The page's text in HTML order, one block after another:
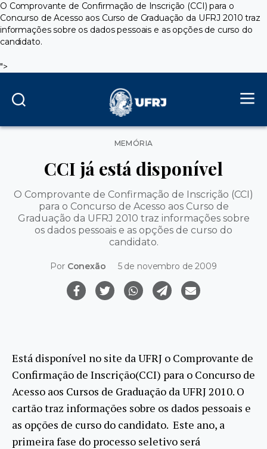
O Comprovante de Confirmação de Inscrição (CCI) para o
Concurso de Acesso aos Curso de Graduação da UFRJ 2010 traz
informações sobre os dados pessoais e as opções de curso do
candidato.
">
Categorias
MEMÓRIA
CCI já está disponível
O Comprovante de Confirmação de Inscrição (CCI)
para o Concurso de Acesso aos Curso de
Graduação da UFRJ 2010 traz informações sobre
os dados pessoais e as opções de curso do
candidato.
Por Conexão 5 de novembro de 2009
Está disponível no site da UFRJ o Comprovante de
Confirmação de Inscrição(CCI) para o Concurso de
Acesso aos Cursos de Graduação da UFRJ 2010. O
cartão traz informações sobre os dados pessoais e
as opções de curso do candidato. Este ano, a
primeira fase do processo seletivo será